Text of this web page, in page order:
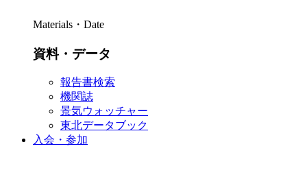
Materials・Date
資料・データ
報告書検索
機関誌
景気ウォッチャー
東北データブック
入会・参加